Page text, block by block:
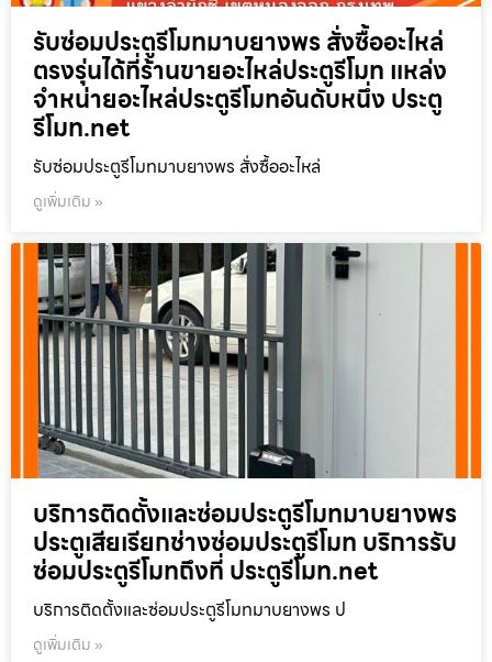
รับซ่อมประตูรีโมทมาบยางพร สั่งซื้ออะไหล่
ตรงรุ่นได้ที่ร้านขายอะไหล่ประตูรีโมท แหล่ง
จำหน่ายอะไหล่ประตูรีโมทอันดับหนึ่ง ประตู
รีโมท.net
รับซ่อมประตูรีโมทมาบยางพร สั่งซื้ออะไหล่
ดูเพิ่มเติม »
บริการติดตั้งและซ่อมประตูรีโมทมาบยางพร
ประตูเสียเรียกช่างซ่อมประตูรีโมท บริการรับ
ซ่อมประตูรีโมทถึงที่ ประตูรีโมท.net
บริการติดตั้งและซ่อมประตูรีโมทมาบยางพร ป
ดูเพิ่มเติม »